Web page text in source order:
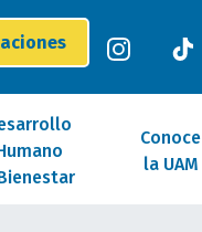
Conoce
la UAM